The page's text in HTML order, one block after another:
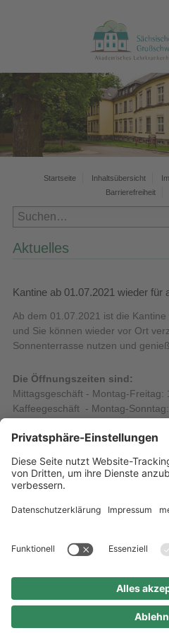
Startseite Inhaltsübersicht
Barrierefreiheit
Aktuelles
Kantine ab 01.07.2021 wieder für
Ab dem 01.07.2021 ist die
und Sie können wieder vor Ort
Sonnenterrasse nutzen und
Die Öffnungszeiten sind:
Mittagsgeschäft - Montag-Freitag:
Kaffeegeschäft - Montag-
Bitte beachten Sie die
Abstandsregelungen.
28.06.2021
Inhaltsübersicht